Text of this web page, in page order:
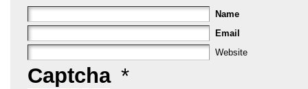
Name
Email
Website
Captcha *